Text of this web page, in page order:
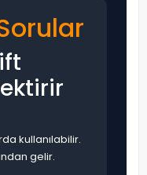
kullanılabilir.
gelir.